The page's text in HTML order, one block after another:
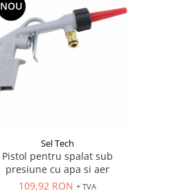
NOU
Sel Tech
Pistol pentru spalat sub
presiune cu apa si aer
109,92 RON + TVA